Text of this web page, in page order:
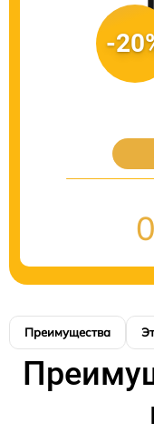
-
Преимущества